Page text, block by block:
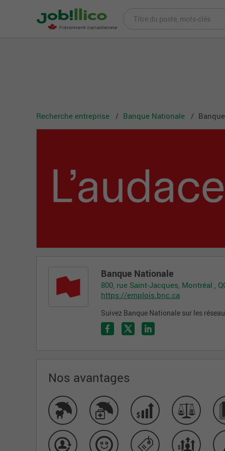
Recherche entreprise Banque Nationale
Banque Nationale
800, rue Saint-Jacques, Montréal ,
https://emplois.bnc.ca
Suivez Banque Nationale sur les
Nos avantages